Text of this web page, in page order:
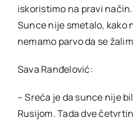
iskoristimo na pravi
Sunce nije smetalo, kako
nemamo parvo da se
Sava Ranđelović:
– Sreća je da sunce nije
Rusijom. Tada dve